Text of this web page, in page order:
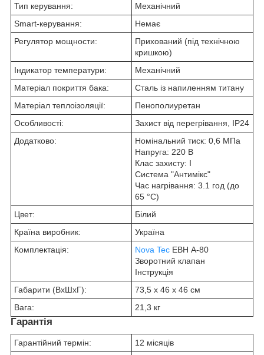
Тип керування:
Механічний
Smart-керування:
Немає
Регулятор мощности:
Прихований (під технічною
кришкою)
Індикатор температури:
Механічний
Матеріал покриття бака:
Сталь із напиленням титану
Матеріал теплоізоляції:
Пенополиуретан
Особливості:
Захист від перегрівання, ІР24
Додатково:
Номінальний тиск: 0,6 МПа
Напруга: 220 В
Клас захисту: І
Система "Антимікс"
Час нагрівання: 3.1 год (до
65 °C)
Цвет:
Білий
Країна виробник:
Україна
Комплектація:
Nova Tec ЕВН A-80
Зворотний клапан
Інструкція
Габарити (ВхШхГ):
73,5 x 46 x 46 см
Вага:
21,3 кг
Гарантія
Гарантійний термін:
12 місяців